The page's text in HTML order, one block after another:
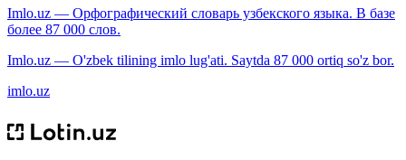
Imlo.uz — Орфографический словарь узбекского языка. В базе
более 87 000 слов.
Imlo.uz — O'zbek tilining imlo lug'ati. Saytda 87 000 ortiq so'z bor.
imlo.uz